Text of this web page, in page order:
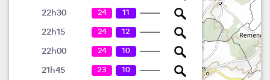
22h30 24 11
22h15 24 12
22h00 24 10
21h45 23 10